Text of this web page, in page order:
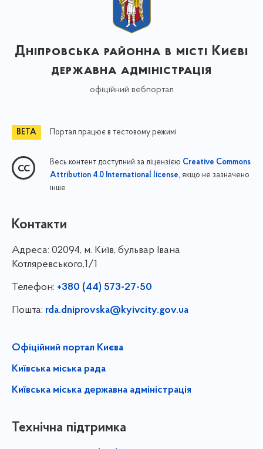
Дніпровська районна в місті Києві
державна адміністрація
офіційний вебпортал
Портал працює в тестовому режимі
Весь контент доступний за ліцензією Creative Commons
Attribution 4.0 International license, якщо не зазначено
інше
Контакти
Адреса: 02094, м. Київ, бульвар Івана
Котляревського,1/1
Телефон: +380 (44) 573-27-50
Пошта: rda.dniprovska@kyivcity.gov.ua
Офіційний портал Києва
Київська міська рада
Київська міська державна адміністрація
Технічна підтримка